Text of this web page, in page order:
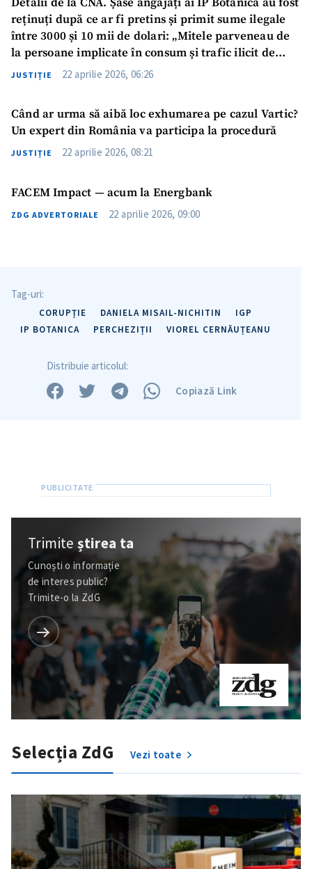
Trimite o informație
Despre ZdG
in English
на русском
Detalii de la CNA. Șase angajați ai IP Botanica au fost
reținuți după ce ar fi pretins și primit sume ilegale
între 3000 și 10 mii de dolari: „Mitele parveneau de
la persoane implicate în consum și trafic ilicit de
droguri”
JUSTIȚIE 22 aprilie 2026, 06:26
Când ar urma să aibă loc exhumarea pe cazul Vartic?
Un expert din România va participa la procedură
JUSTIȚIE 22 aprilie 2026, 08:21
FACEM Impact — acum la Energbank
ZDG ADVERTORIALE 22 aprilie 2026, 09:00
Tag-uri:
CORUPȚIE DANIELA MISAIL-NICHITIN
IGP
IP BOTANICA
PERCHEZIȚII VIOREL CERNĂUȚEANU
Distribuie articolul:
Copiază Link
Trimiteștirea ta
Cunoști o informație
de interes public?
Trimite-o la ZdG
Selecția ZdG Vezi toate